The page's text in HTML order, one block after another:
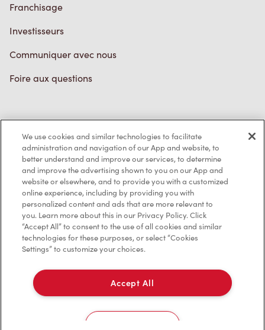
Franchisage
Investisseurs
Communiquer avec nous
Foire aux questions
Politique de confidentialité
Conditions de service
Marques de commerce
Accessibilité
Diagnostic
Contactez-nous
We use cookies and similar technologies to facilitate
administration and navigation of our App and website, to
better understand and improve our services, to determine
and improve the advertising shown to you on our App and
website or elsewhere, and to provide you with a customized
online experience, including by providing you with
personalized content and ads that are more relevant to
you. Learn more about this in our Privacy Policy. Click
“Accept All” to consent to the use of all cookies and similar
technologies for these purposes, or select “Cookies
Settings” to customize your choices.
Accept All